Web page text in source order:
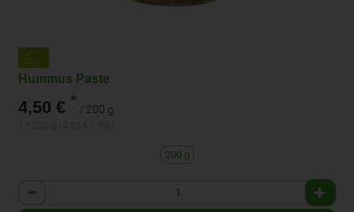
Hummus Paste
4,50 € * / 200 g
200 g
Anzahl